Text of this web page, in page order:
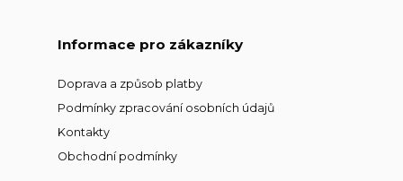
Informace pro zákazníky
Doprava a způsob platby
Podmínky zpracování osobních údajů
Kontakty
Obchodní podmínky